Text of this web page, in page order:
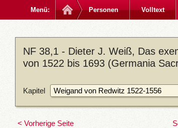
Menü: Personen Volltext
NF 38,1 - Dieter J. Weiß, Das
von 1522 bis 1693 (Germania
Kapitel
< Vorherige Seite